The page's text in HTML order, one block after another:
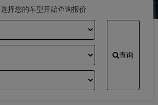
选择您的车型开始查询报价
查询